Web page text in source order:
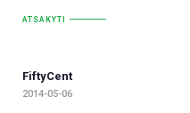
ATSAKYTI
FiftyCent
2014-05-06